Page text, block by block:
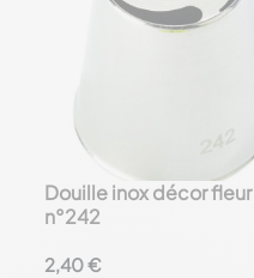
favorite_border
Douille inox décor fleur
n°242
2,40 €